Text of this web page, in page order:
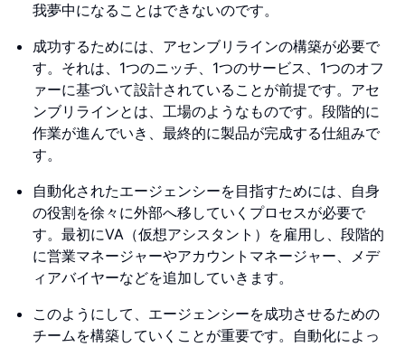
我夢中になることはできないのです。
成功するためには、アセンブリラインの構築が必要で
す。それは、1つのニッチ、1つのサービス、1つのオフ
ァーに基づいて設計されていることが前提です。アセ
ンブリラインとは、工場のようなものです。段階的に
作業が進んでいき、最終的に製品が完成する仕組みで
す。
自動化されたエージェンシーを目指すためには、自身
の役割を徐々に外部へ移していくプロセスが必要で
す。最初にVA（仮想アシスタント）を雇用し、段階的
に営業マネージャーやアカウントマネージャー、メデ
ィアバイヤーなどを追加していきます。
このようにして、エージェンシーを成功させるための
チームを構築していくことが重要です。自動化によっ